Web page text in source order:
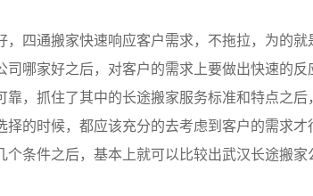
通搬家快速响应客户需求，不拖拉，为的就
司哪家好之后，对客户的需求上要做出快速的
靠，抓住了其中的长途搬家服务标准和特点之
的时候，都应该充分的去考虑到客户的需求才
条件之后，基本上就可以比较出武汉长途搬家